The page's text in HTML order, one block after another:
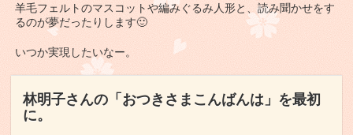
羊毛フェルトのマスコットや編みぐるみ人形と、読み聞かせをす
るのが夢だったりします🙂
いつか実現したいなー。
林明子さんの「おつきさまこんばんは」を最初
に。